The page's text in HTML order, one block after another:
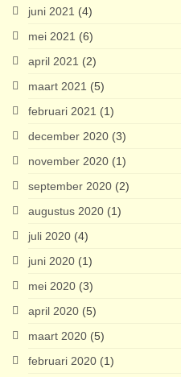
juni 2021 (4)
mei 2021 (6)
april 2021 (2)
maart 2021 (5)
februari 2021 (1)
december 2020 (3)
november 2020 (1)
september 2020 (2)
augustus 2020 (1)
juli 2020 (4)
juni 2020 (1)
mei 2020 (3)
april 2020 (5)
maart 2020 (5)
februari 2020 (1)